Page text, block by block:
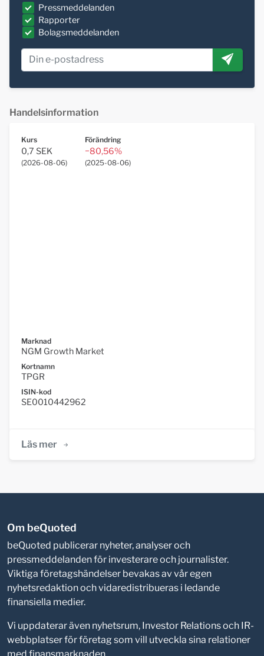
Pressmeddelanden
Rapporter
Bolagsmeddelanden
Handelsinformation
Kurs
0,7 SEK
(2026-08-06)
Förändring
−80,56%
(2025-08-06)
Marknad
NGM Growth Market
Kortnamn
TPGR
ISIN-kod
SE0010442962
Läs mer
Om beQuoted
beQuoted publicerar nyheter, analyser och
pressmeddelanden för investerare och journalister.
Viktiga företagshändelser bevakas av vår egen
nyhetsredaktion och vidaredistribueras i ledande
finansiella medier.
Vi uppdaterar även nyhetsrum, Investor Relations och IR-
webbplatser för företag som vill utveckla sina relationer